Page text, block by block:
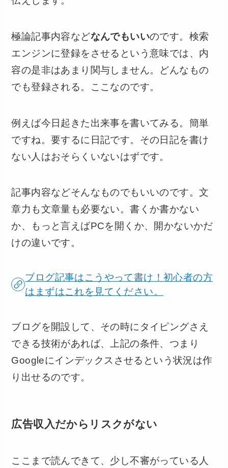
極論記事内容などなんでもいいのです。検索
エンジンに登録をさせるという意味では、内
容の是非はあまり関与しません。どんなもの
でも登録される。ここなのです。
例えば今日起きた出来事を書いてみる。簡単
ですね。要するに日記です。その日記を書け
ない人はおそらくいないはずです。
記事内容などそんなものでもいいのです。文
章力も文章量も必要ない。書くか書かない
か、もっと言えばPCを開くか、開かないかだ
けの違いです。
ブログ記事はこうやって書け！初心者の方
はまずはこれを見てください。
ブログを開設して、その時にタイピングさえ
できる技術があれば、上記の条件、つまり
Googleにインデックスさせるという状況は作
り出せるのです。
広告収入だからリスクがない
ここまで読んできて、少し不審がっている人